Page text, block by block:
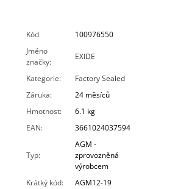
Kód
100976550
Jméno
značky:
EXIDE
Kategorie:
Factory Sealed
Záruka:
24 měsíců
Hmotnost:
6.1 kg
EAN: 3661024037594
Typ:
AGM -
zprovozněná
výrobcem
Krátký kód:
AGM12-19